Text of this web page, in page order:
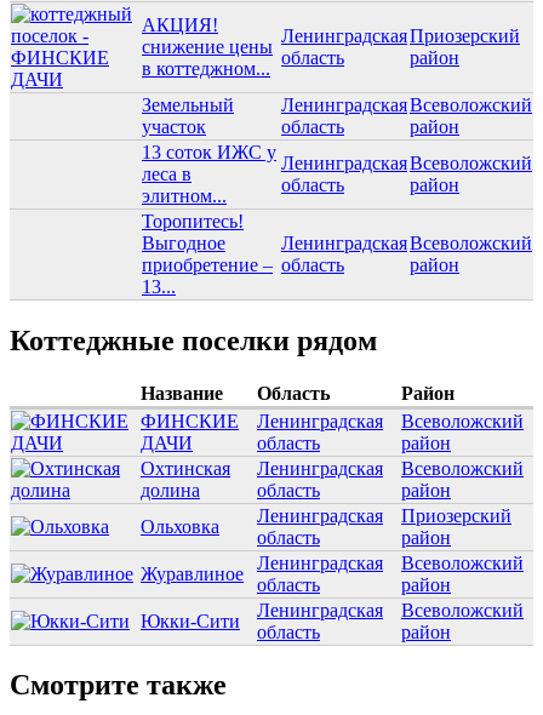
АКЦИЯ!
снижение цены
в коттеджном...
Ленинградская
область
Приозерский
район
Земельный
участок
Ленинградская
область
Всеволожский
район
13 соток ИЖС у
леса в
элитном...
Ленинградская
область
Всеволожский
район
Торопитесь!
Выгодное
приобретение –
13...
Ленинградская
область
Всеволожский
район
Коттеджные поселки рядом
Название Область
Район
ФИНСКИЕ
ДАЧИ
Ленинградская
область
Всеволожский
район
Охтинская
долина
Ленинградская
область
Всеволожский
район
Ольховка
Ленинградская
область
Приозерский
район
Журавлиное
Ленинградская
область
Всеволожский
район
Юкки-Сити
Ленинградская
область
Всеволожский
район
Смотрите также